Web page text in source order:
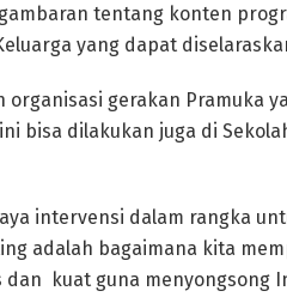
tentang konten
yang dapat
organisasi gerakan Pramuka
bisa dilakukan juga di
intervensi dalam rangka
adalah bagaimana kita
dan kuat guna menyongsong